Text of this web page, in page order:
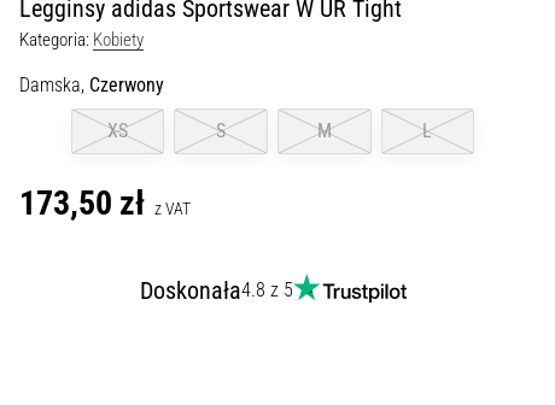
Legginsy adidas Sportswear W UR Tight
Kategoria: Kobiety
Damska, Czerwony
XS
S M L
173,50 zł z VAT
Doskonała4.8 z 5